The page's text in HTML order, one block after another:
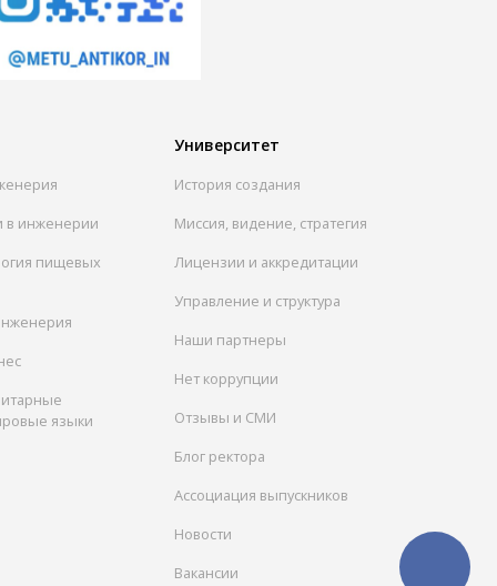
в инженерии
пищевых
языки
Университет
История создания
Миссия, видение, стратегия
Лицензии и аккредитации
Управление и структура
Наши партнеры
Нет коррупции
Отзывы и СМИ
Блог ректора
Ассоциация выпускников
Новости
Вакансии